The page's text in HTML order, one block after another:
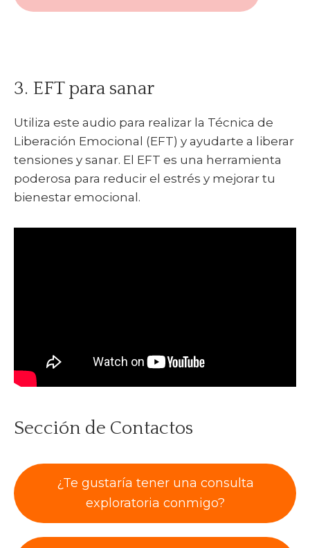
3. EFT para sanar
Utiliza este audio para realizar la Técnica de
Liberación Emocional (EFT) y ayudarte a liberar
tensiones y sanar. El EFT es una herramienta
poderosa para reducir el estrés y mejorar tu
bienestar emocional.
Sección de Contactos
¿Te gustaría tener una consulta
exploratoria conmigo?